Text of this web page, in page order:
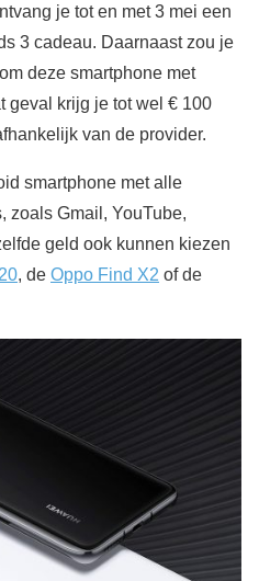
je tot en met 3 mei een
3 cadeau. Daarnaast zou je
deze smartphone met
geval krijg je tot wel € 100
van de provider.
smartphone met alle
zoals Gmail, YouTube,
geld ook kunnen kiezen
, de Oppo Find X2 of de